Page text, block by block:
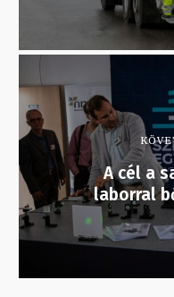
A cél a
laborral